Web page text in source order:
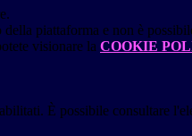
piattaforma e non è
visionare la COOKIE
È possibile consultare